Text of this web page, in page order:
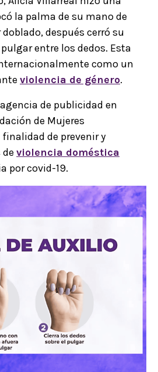
la palma de su mano de
después cerró su
entre los dedos. Esta
como un
violencia de género.
de publicidad en
de Mujeres
de prevenir y
violencia doméstica
por covid-19.